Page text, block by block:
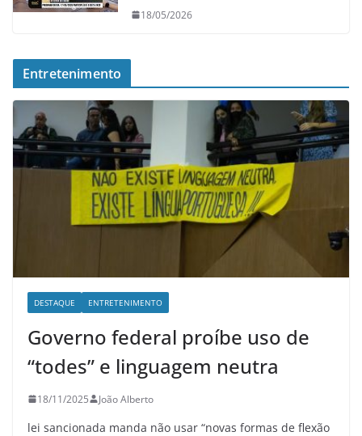
18/05/2026
Entretenimento
DESTAQUE ENTRETENIMENTO
Governo federal proíbe uso de
“todes” e linguagem neutra
18/11/2025 João Alberto
lei sancionada manda não usar “novas formas de flexão